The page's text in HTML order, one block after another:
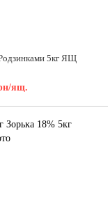
5кг ЯЩ
ящ.